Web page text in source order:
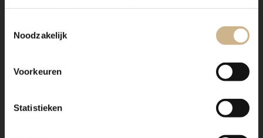
Noodzakelijk
Voorkeuren
Statistieken